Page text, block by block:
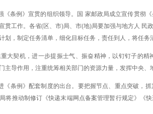
《条例》宣贯的组织领导。国 家邮政局成立宣传贯彻
贯工作。各省(区、市)局、市(地)局要加强与地方人 民
划，制定任务清单，细化目标任务，责任到人，将任
大契机，进一步提振士气、振奋精神，以钉钉子的
主导作用，注重统筹相关部门的资源力量，发挥中央
《条例》配套制度的出台。要把握节点、重点突破，
将推动制修订《快递末端网点备案管理暂行规定》《